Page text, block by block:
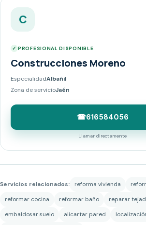
C
PROFESIONAL DISPONIBLE
Construcciones Moreno
EspecialidadAlbañil
Zona de servicioJaén
☎616584056
Llamar directamente
Servicios relacionados: reforma vivienda
reformar cocina
reformar baño
reparar
embaldosar suelo
alicartar pared